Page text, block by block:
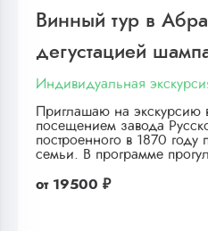
Винный тур в
дегустацией
Индивидуальная
Приглашаю на экскурсию
посещением завода
построенного в 1870 году
семьи. В программе
от 19500 ₽